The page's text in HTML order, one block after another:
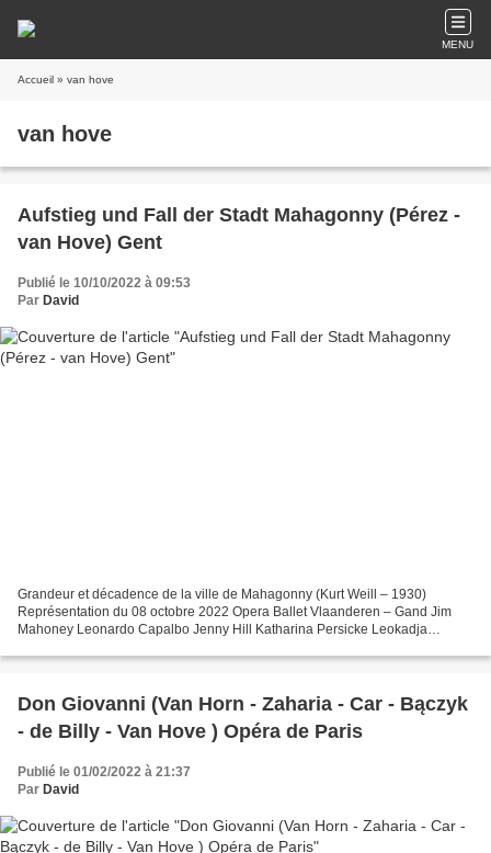
MENU
Accueil » van hove
van hove
Aufstieg und Fall der Stadt Mahagonny (Pérez -
van Hove) Gent
Publié le 10/10/2022 à 09:53
Par David
Grandeur et décadence de la ville de Mahagonny (Kurt Weill – 1930)
Représentation du 08 octobre 2022 Opera Ballet Vlaanderen – Gand Jim
Mahoney Leonardo Capalbo Jenny Hill Katharina Persicke Leokadja
Don Giovanni (Van Horn - Zaharia - Car - Bączyk
- de Billy - Van Hove ) Opéra de Paris
Publié le 01/02/2022 à 21:37
Par David